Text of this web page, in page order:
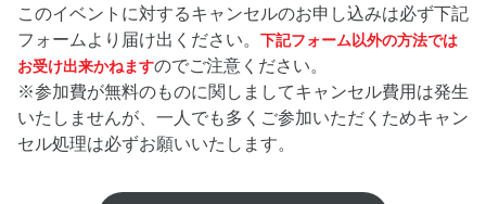
このイベントに対するキャンセルのお申し込みは必ず下記
フォームより届け出ください。 下記フォーム以外の方法では
お受け出来かねますのでご注意ください。
※参加費が無料のものに関しましてキャンセル費用は発生
いたしませんが、一人でも多くご参加いただくためキャン
セル処理は必ずお願いいたします。